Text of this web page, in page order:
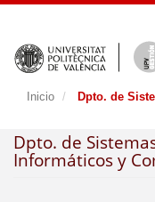
Inicio Dpto. de
Dpto. de
Informáticos y